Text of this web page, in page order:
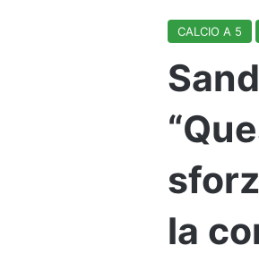
CALCIO A 5
la